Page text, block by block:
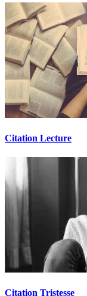
Citation Lecture
Citation Tristesse